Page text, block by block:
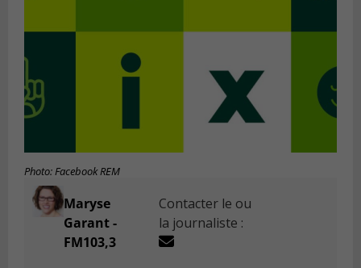
Photo: Facebook REM
Maryse
Garant -
FM103,3
Contacter le ou
la journaliste :